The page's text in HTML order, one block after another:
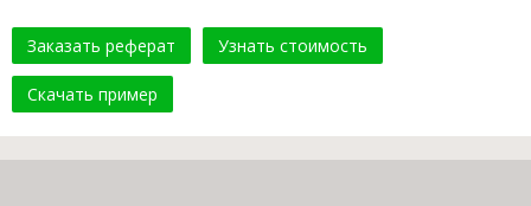
Заказать реферат Узнать стоимость
Скачать пример